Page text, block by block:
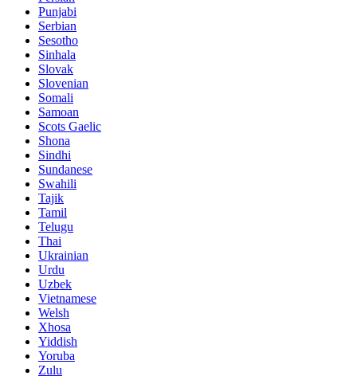
Punjabi
Serbian
Sesotho
Sinhala
Slovak
Slovenian
Somali
Samoan
Scots Gaelic
Shona
Sindhi
Sundanese
Swahili
Tajik
Tamil
Telugu
Thai
Ukrainian
Urdu
Uzbek
Vietnamese
Welsh
Xhosa
Yiddish
Yoruba
Zulu